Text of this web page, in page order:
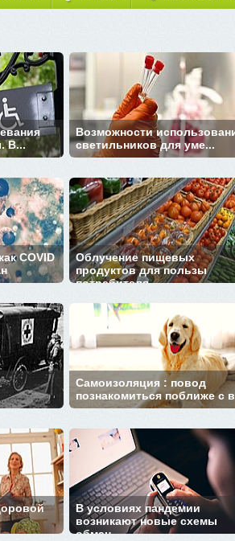
В...
Возможности
светильников для уме...
COVID
Облучение пищевых
продуктов для пользы
потребителя
Самоизоляция : повод
познакомиться поближе с
В условиях пандемии
возникают новые схемы
обман...